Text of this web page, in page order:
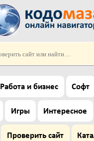
Работа и бизнес Софт
Игры Интересное
Проверить сайт